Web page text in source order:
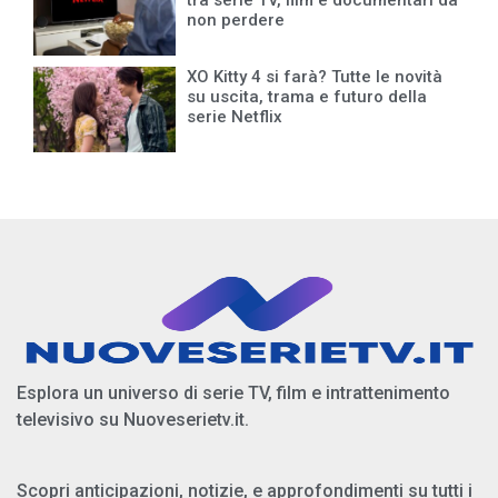
non perdere
XO Kitty 4 si farà? Tutte le novità
su uscita, trama e futuro della
serie Netflix
Esplora un universo di serie TV, film e intrattenimento
televisivo su Nuoveserietv.it.
Scopri anticipazioni, notizie, e approfondimenti su tutti i